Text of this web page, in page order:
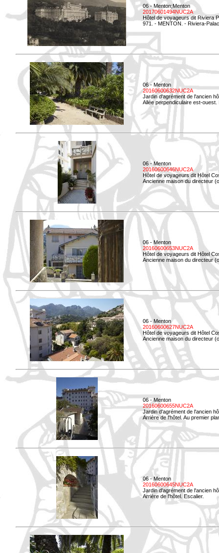
06 - Menton;Menton
20170601494NUC2A
Hôtel de voyageurs dit Riviera
971. - MENTON. - Riviera-
06 - Menton
20160600632NUC2A
Jardin d'agrément de l'ancien
Allée perpendiculaire est-ouest.
06 - Menton
20160600646NUC2A
Hôtel de voyageurs dit Hôtel
Ancienne maison du directeur
06 - Menton
20160600653NUC2A
Hôtel de voyageurs dit Hôtel
Ancienne maison du directeur
06 - Menton
20160600627NUC2A
Hôtel de voyageurs dit Hôtel
Ancienne maison du directeur
06 - Menton
20160600655NUC2A
Jardin d'agrément de l'ancien
Arrière de l'hôtel. Au premier
06 - Menton
20160600645NUC2A
Jardin d'agrément de l'ancien
Arrière de l'hôtel. Escalier.